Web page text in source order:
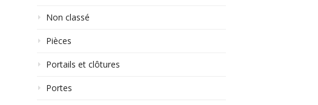
Non classé
Pièces
Portails et clôtures
Portes